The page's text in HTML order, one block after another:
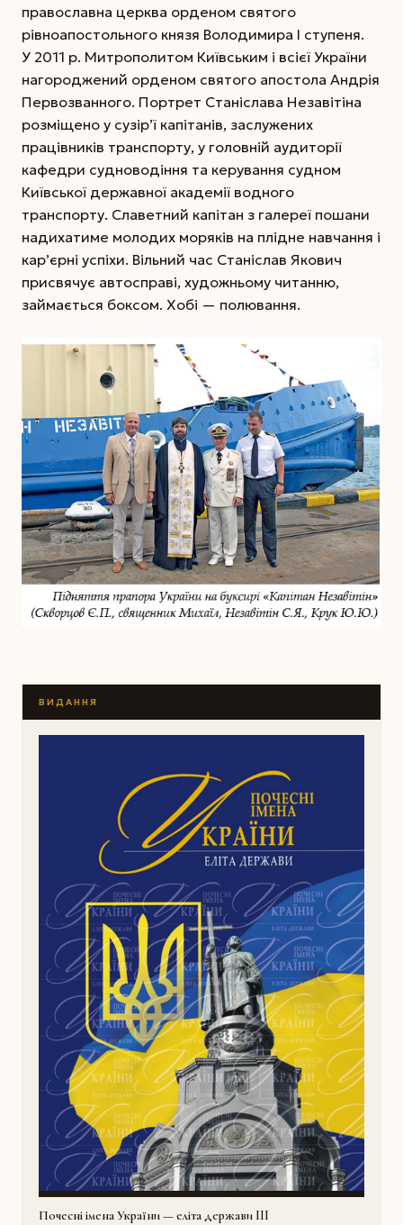
православна церква орденом святого
рівноапостольного князя Володимира I ступеня.
У 2011 р. Митрополитом Київським і всієї України
нагороджений орденом святого апостола Андрія
Первозванного. Портрет Станіслава Незавітіна
розміщено у сузір’ї капітанів, заслужених
працівників транспорту, у головній аудиторії
кафедри судноводіння та керування судном
Київської державної академії водного
транспорту. Славетний капітан з галереї пошани
надихатиме молодих моряків на плідне навчання і
кар’єрні успіхи. Вільний час Станіслав Якович
присвячує автосправі, художньому читанню,
займається боксом. Хобі — полювання.
ВИДАННЯ
Почесні імена України — еліта держави III